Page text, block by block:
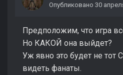
Опубликовано 30
Предположим, что игра
Но КАКОЙ она выйдет?
Уж явно это будет не тот
видеть фанаты.